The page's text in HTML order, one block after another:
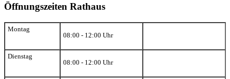
Öffnungszeiten Rathaus
Montag
08:00 - 12:00 Uhr
Dienstag
08:00 - 12:00 Uhr